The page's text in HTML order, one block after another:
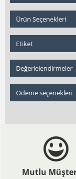
Ürün Seçenekleri
Etiket
Değerlelendirmeler
Ödeme seçenekleri
Mutlu